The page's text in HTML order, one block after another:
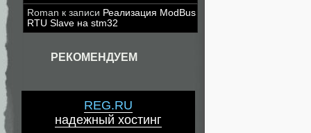
Roman к записи Реализация ModBus
RTU Slave на stm32
РЕКОМЕНДУЕМ
REG.RU
надежный хостинг